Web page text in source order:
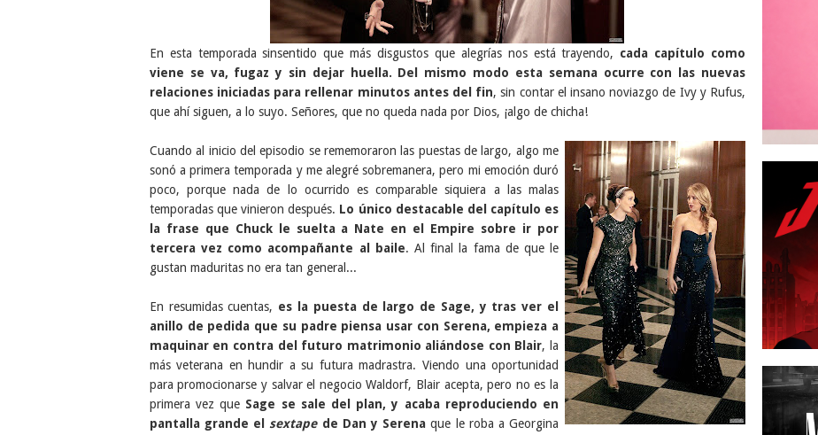
En esta temporada sinsentido que más disgustos que alegrías nos está trayendo, cada capítulo como
viene se va, fugaz y sin dejar huella. Del mismo modo esta semana ocurre con las nuevas
relaciones iniciadas para rellenar minutos antes del fin, sin contar el insano noviazgo de Ivy y Rufus,
que ahí siguen, a lo suyo. Señores, que no queda nada por Dios, ¡algo de chicha!
Cuando al inicio del episodio se rememoraron las puestas de largo, algo me
sonó a primera temporada y me alegré sobremanera, pero mi emoción duró
poco, porque nada de lo ocurrido es comparable siquiera a las malas
temporadas que vinieron después. Lo único destacable del capítulo es
la frase que Chuck le suelta a Nate en el Empire sobre ir por
tercera vez como acompañante al baile. Al final la fama de que le
gustan maduritas no era tan general...
En resumidas cuentas, es la puesta de largo de Sage, y tras ver el
anillo de pedida que su padre piensa usar con Serena, empieza a
maquinar en contra del futuro matrimonio aliándose con Blair, la
más veterana en hundir a su futura madrastra. Viendo una oportunidad
para promocionarse y salvar el negocio Waldorf, Blair acepta, pero no es la
primera vez que Sage se sale del plan, y acaba reproduciendo en
pantalla grande el sextapede Dan y Serenaque le roba a Georgina